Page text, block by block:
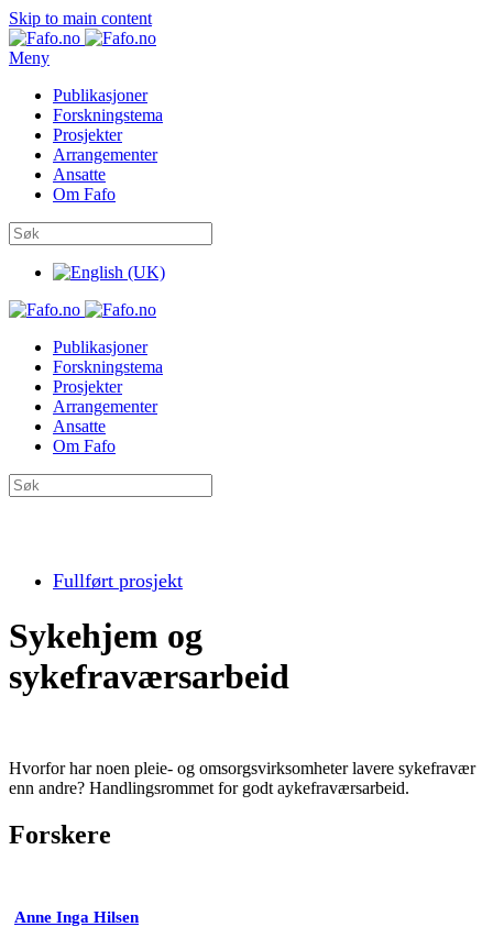
Skip to main content
Meny
Publikasjoner
Forskningstema
Prosjekter
Arrangementer
Ansatte
Om Fafo
Publikasjoner
Forskningstema
Prosjekter
Arrangementer
Ansatte
Om Fafo
Fullført prosjekt
Sykehjem og
sykefraværsarbeid
Hvorfor har noen pleie- og omsorgsvirksomheter lavere sykefravær
enn andre? Handlingsrommet for godt aykefraværsarbeid.
Forskere
Anne Inga Hilsen